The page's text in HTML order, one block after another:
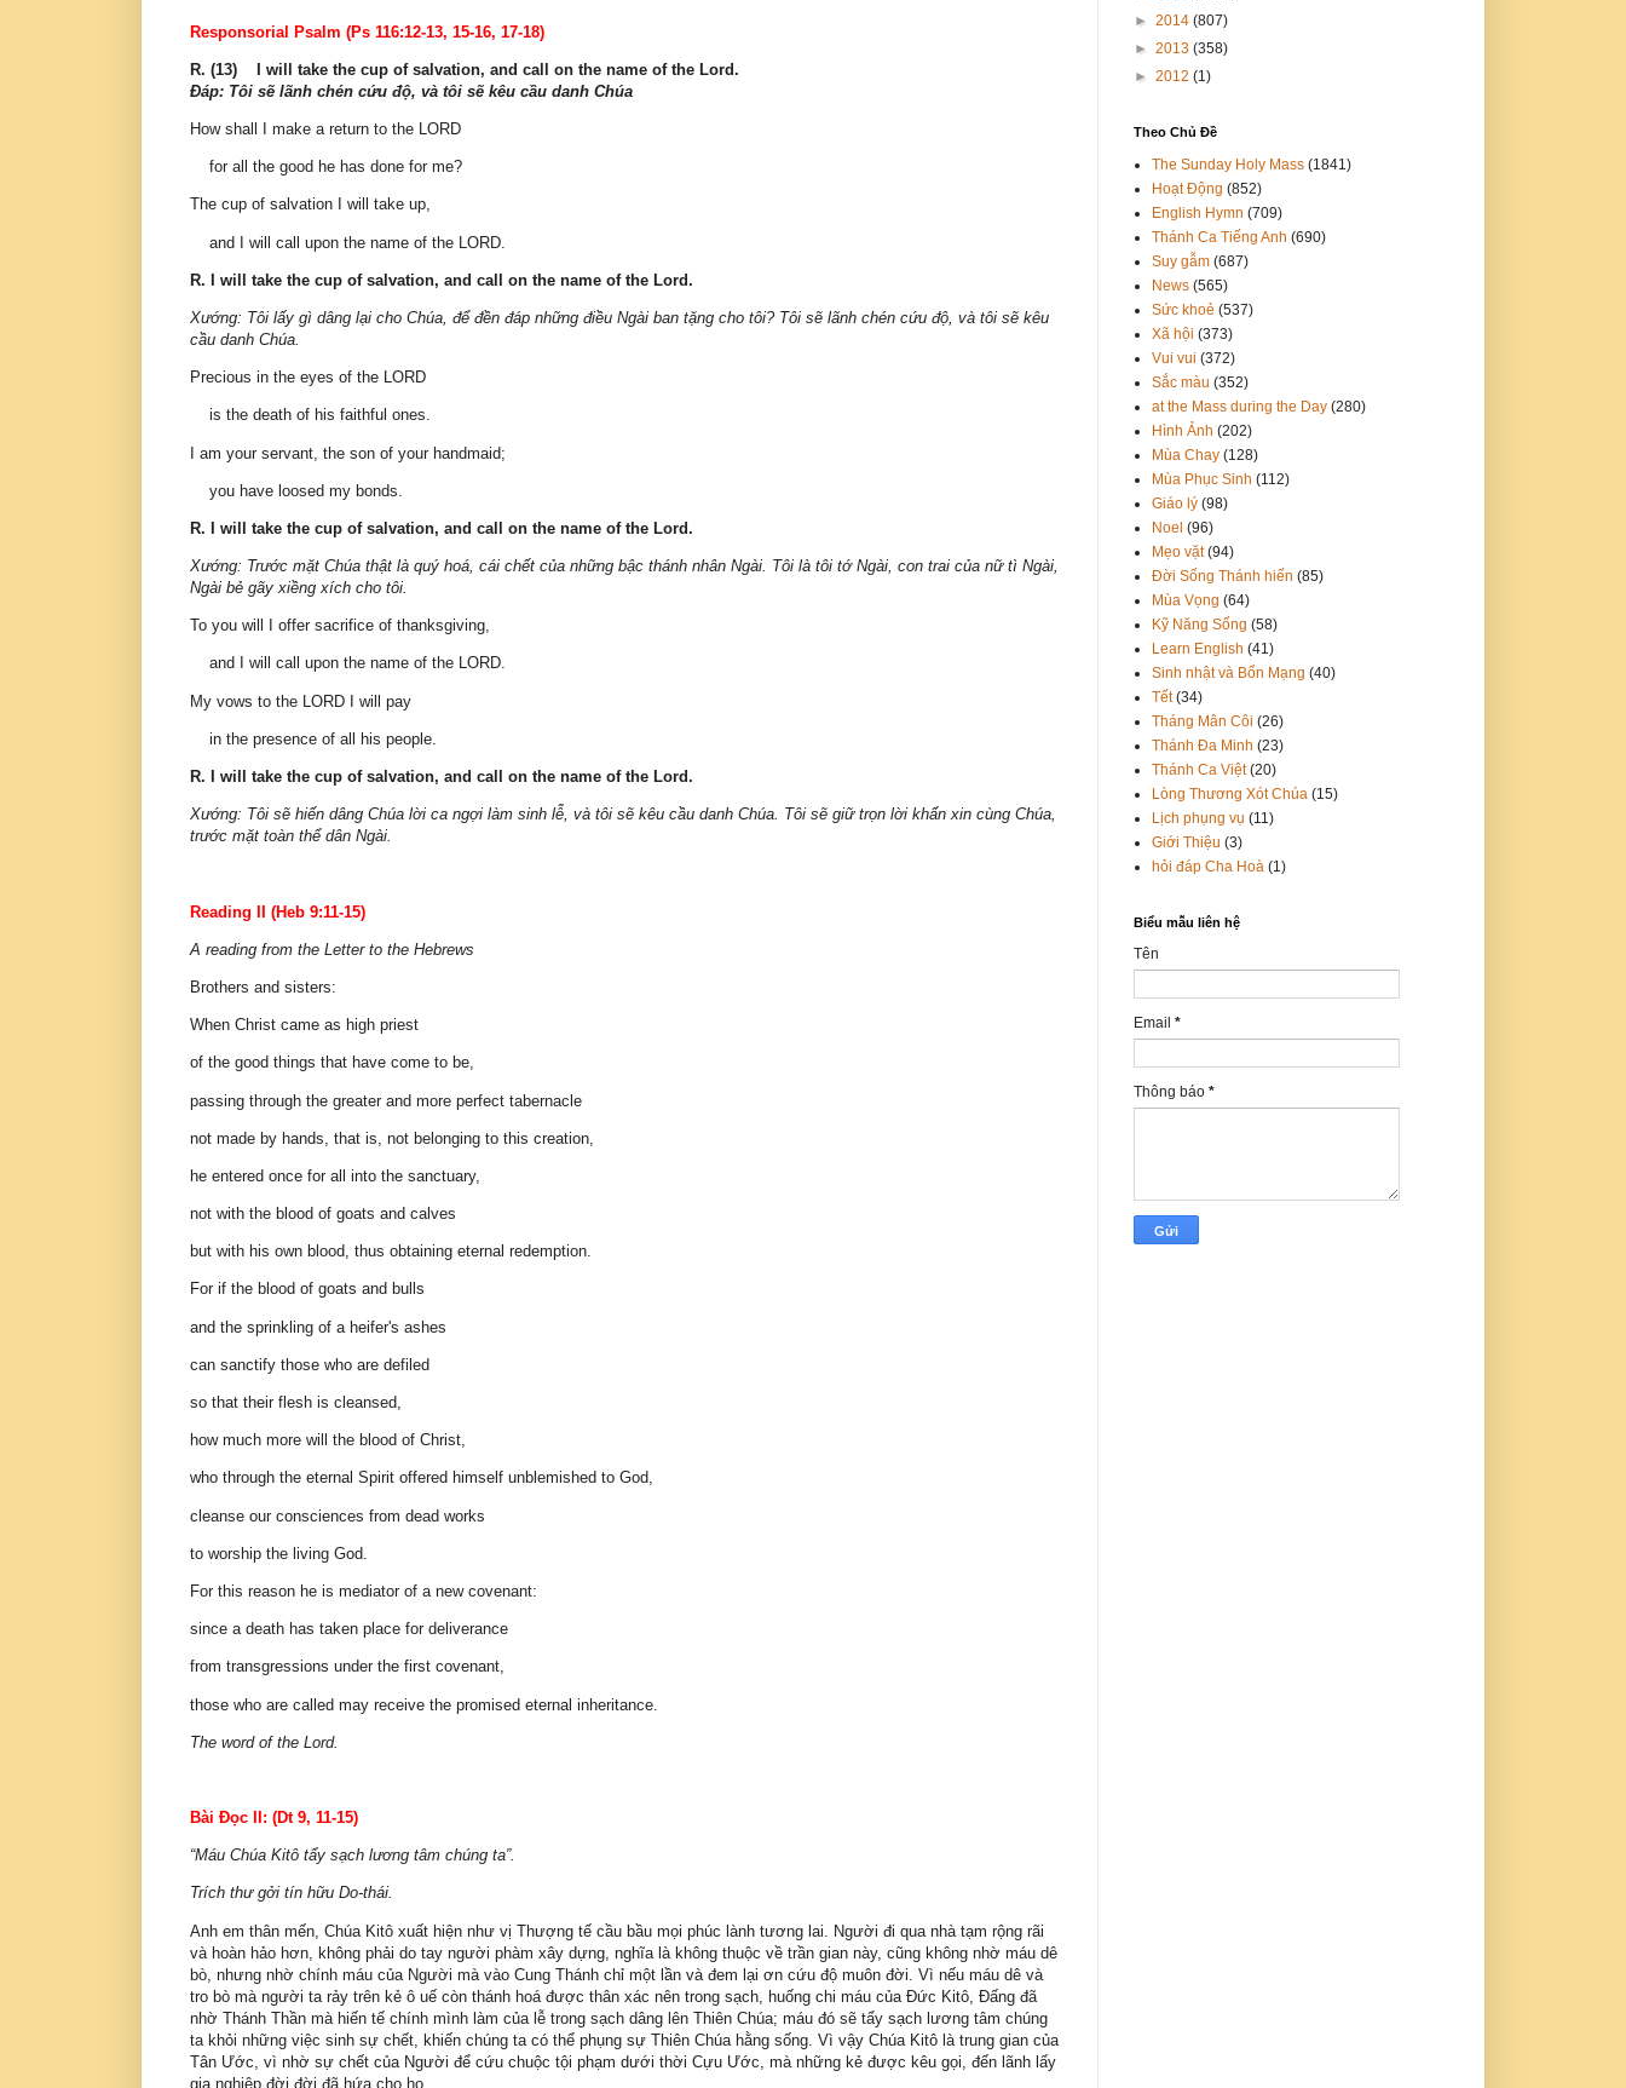
Responsorial Psalm (Ps 116:12-13, 15-16, 17-18)
R. (13) I will take the cup of salvation, and call on the name of the Lord.
Ðáp: Tôi sẽ lãnh chén cứu độ, và tôi sẽ kêu cầu danh Chúa
How shall I make a return to the LORD
for all the good he has done for me?
The cup of salvation I will take up,
and I will call upon the name of the LORD.
R. I will take the cup of salvation, and call on the name of the Lord.
Xướng: Tôi lấy gì dâng lại cho Chúa, để đền đáp những điều Ngài ban tặng cho tôi? Tôi sẽ lãnh chén cứu độ, và tôi sẽ kêu
cầu danh Chúa.
Precious in the eyes of the LORD
is the death of his faithful ones.
I am your servant, the son of your handmaid;
you have loosed my bonds.
R. I will take the cup of salvation, and call on the name of the Lord.
Xướng: Trước mặt Chúa thật là quý hoá, cái chết của những bậc thánh nhân Ngài. Tôi là tôi tớ Ngài, con trai của nữ tì Ngài,
Ngài bẻ gãy xiềng xích cho tôi.
To you will I offer sacrifice of thanksgiving,
and I will call upon the name of the LORD.
My vows to the LORD I will pay
in the presence of all his people.
R. I will take the cup of salvation, and call on the name of the Lord.
Xướng: Tôi sẽ hiến dâng Chúa lời ca ngợi làm sinh lễ, và tôi sẽ kêu cầu danh Chúa. Tôi sẽ giữ trọn lời khấn xin cùng Chúa,
trước mặt toàn thể dân Ngài.
Reading II (Heb 9:11-15)
A reading from the Letter to the Hebrews
Brothers and sisters:
When Christ came as high priest
of the good things that have come to be,
passing through the greater and more perfect tabernacle
not made by hands, that is, not belonging to this creation,
he entered once for all into the sanctuary,
not with the blood of goats and calves
but with his own blood, thus obtaining eternal redemption.
For if the blood of goats and bulls
and the sprinkling of a heifer's ashes
can sanctify those who are defiled
so that their flesh is cleansed,
how much more will the blood of Christ,
who through the eternal Spirit offered himself unblemished to God,
cleanse our consciences from dead works
to worship the living God.
For this reason he is mediator of a new covenant:
since a death has taken place for deliverance
from transgressions under the first covenant,
those who are called may receive the promised eternal inheritance.
The word of the Lord.
Bài Ðọc II: (Dt 9, 11-15)
“Máu Chúa Kitô tẩy sạch lương tâm chúng ta”.
Trích thư gởi tín hữu Do-thái.
Anh em thân mến, Chúa Kitô xuất hiện như vị Thượng tế cầu bầu mọi phúc lành tương lai. Người đi qua nhà tạm rộng rãi
và hoàn hảo hơn, không phải do tay người phàm xây dựng, nghĩa là không thuộc về trần gian này, cũng không nhờ máu dê
bò, nhưng nhờ chính máu của Người mà vào Cung Thánh chỉ một lần và đem lại ơn cứu độ muôn đời. Vì nếu máu dê và
tro bò mà người ta rảy trên kẻ ô uế còn thánh hoá được thân xác nên trong sạch, huống chi máu của Ðức Kitô, Ðấng đã
nhờ Thánh Thần mà hiến tế chính mình làm của lễ trong sạch dâng lên Thiên Chúa; máu đó sẽ tẩy sạch lương tâm chúng
ta khỏi những việc sinh sự chết, khiến chúng ta có thể phụng sự Thiên Chúa hằng sống. Vì vậy Chúa Kitô là trung gian của
Tân Ước, vì nhờ sự chết của Người để cứu chuộc tội phạm dưới thời Cựu Ước, mà những kẻ được kêu gọi, đến lãnh lấy
gia nghiệp đời đời đã hứa cho họ.
► 2014 (807)
► 2013 (358)
► 2012 (1)
Theo Chủ Đề
The Sunday Holy Mass (1841)
Hoạt Động (852)
English Hymn (709)
Thánh Ca Tiếng Anh (690)
Suy gẫm (687)
News (565)
Sức khoẻ (537)
Xã hội (373)
Vui vui (372)
Sắc màu (352)
at the Mass during the Day (280)
Hình Ảnh (202)
Mùa Chay (128)
Mùa Phục Sinh (112)
Giáo lý (98)
Noel (96)
Mẹo vặt (94)
Đời Sống Thánh hiến (85)
Mùa Vọng (64)
Kỹ Năng Sống (58)
Learn English (41)
Sinh nhật và Bổn Mạng (40)
Tết (34)
Tháng Mân Côi (26)
Thánh Đa Minh (23)
Thánh Ca Việt (20)
Lòng Thương Xót Chúa (15)
Lịch phụng vụ (11)
Giới Thiệu (3)
hỏi đáp Cha Hoà (1)
Biểu mẫu liên hệ
Tên
Email *
Thông báo *